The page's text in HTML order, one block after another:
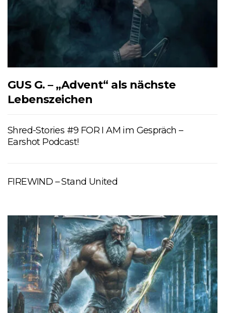
GUS G. – „Advent“ als nächste
Lebenszeichen
Shred-Stories #9 FOR I AM im Gespräch –
Earshot Podcast!
FIREWIND – Stand United